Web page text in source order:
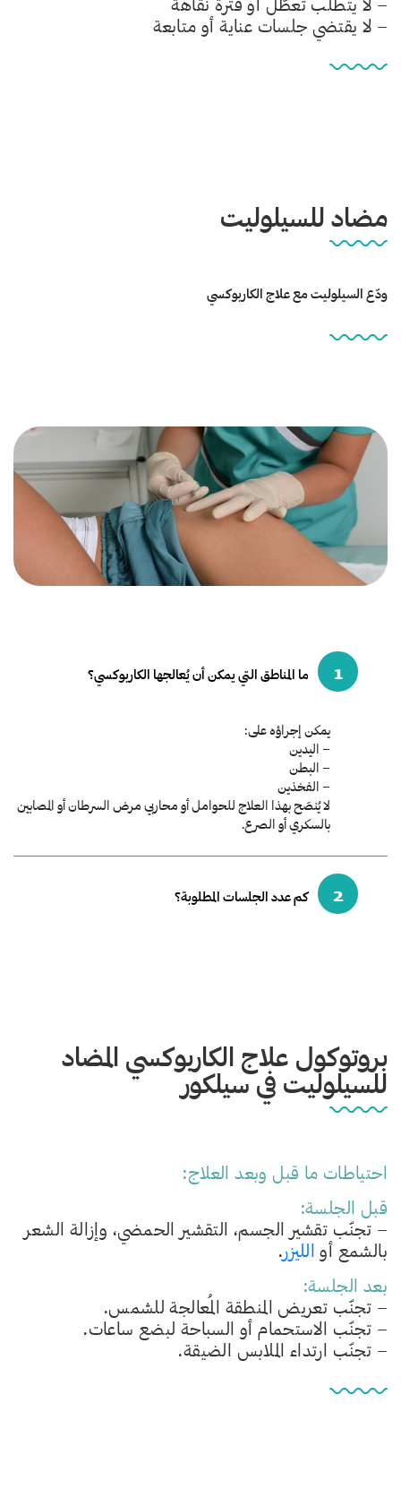
– لا يقتضي جلسات عناية أو متابعة
مضاد للسيلوليت
ودّع السيلوليت مع علاج الكاربوكسي
1 ما المناطق التي يمكن أن يُعالجها الكاربوكسي؟
يمكن إجراؤه على:
– اليدين
– البطن
– الفخذين
لا يُنصَح بهذا العلاج للحوامل أو محاربي مرض السرطان أو المصابين
بالسكري أو الصرع.
2 كم عدد الجلسات المطلوبة؟
بروتوكول علاج الكاربوكسي المضاد
للسيلوليت في سيلكور
احتياطات ما قبل وبعد العلاج:
قبل الجلسة:
– تجنّب تقشير الجسم، التقشير الحمضي، وإزالة الشعر
بالشمع أو الليزر.
بعد الجلسة:
– تجنّب تعريض المنطقة المُعالجة للشمس.
– تجنّب الاستحمام أو السباحة لبضع ساعات.
– تجنّب ارتداء الملابس الضيقة.